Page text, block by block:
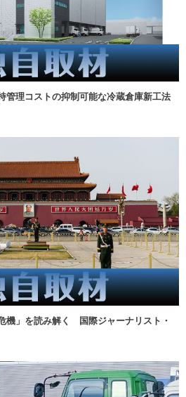
管理コストの抑制可能な冷蔵倉庫新工法
機」を読み解く 国際ジャーナリスト・